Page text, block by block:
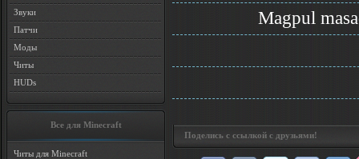
Звуки
Патчи
Моды
Читы
HUDs
Все для Minecraft
Читы для Minecraft
Magpul
Поделись с ссылкой с друзьями!